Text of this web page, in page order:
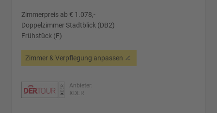
Zimmerpreis ab € 1.078,-
Doppelzimmer Stadtblick (DB2)
Frühstück (F)
Zimmer & Verpflegung anpassen
Anbieter:
XDER